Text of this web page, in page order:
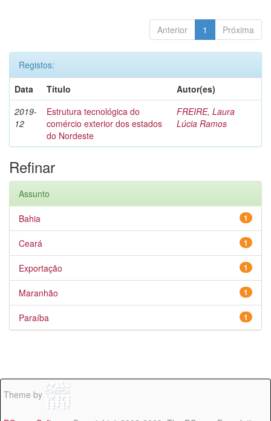
Anterior 1 Próxima
Registos:
Data
Título
Autor(es)
2019-
12
Estrutura tecnológica do
comércio exterior dos estados
do Nordeste
FREIRE, Laura
Lúcia Ramos
Refinar
Assunto
1
Bahia
1
Ceará
1
Exportação
1
Maranhão
1
Paraíba
Theme by